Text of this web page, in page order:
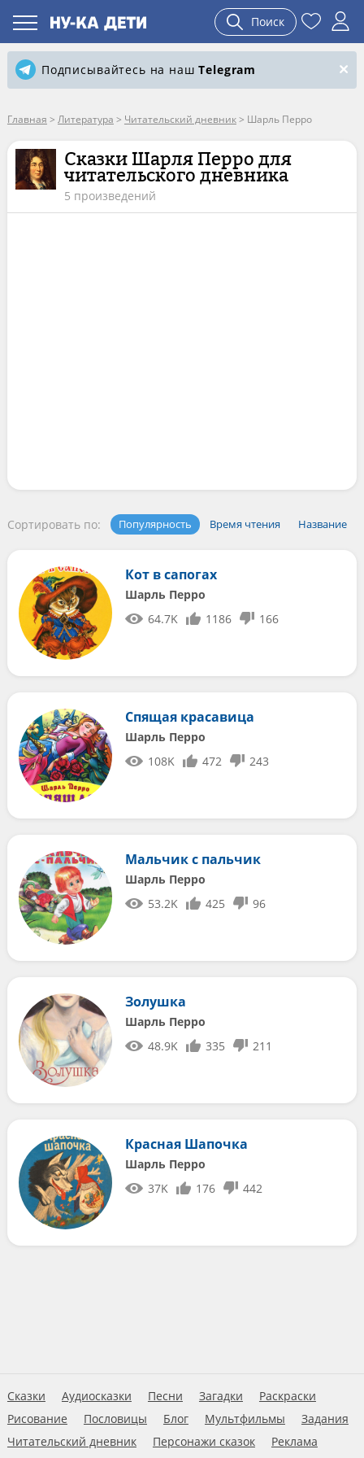
Поиск
Подписывайтесь на нашTelegram
Главная > Литература > Читательский дневник> Шарль Перро
Сказки Шарля Перро для
читательского дневника
5 произведений
Сортировать по: Популярность Время чтения Название
Кот в сапогах
Шарль Перро
64.7K
1186 166
Спящая красавица
Шарль Перро
108K
472 243
Мальчик с пальчик
Шарль Перро
53.2K
425 96
Золушка
Шарль Перро
48.9K
335 211
Красная Шапочка
Шарль Перро
37K
176 442
Сказки Аудиосказки Песни Загадки
Раскраски
Рисование
Пословицы Блог Мультфильмы
Задания
Читательский дневник
Персонажи сказок
Реклама